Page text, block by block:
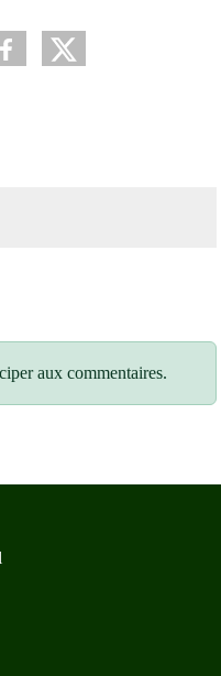
aux commentaires.